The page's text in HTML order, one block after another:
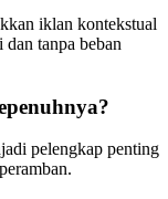
iklan kontekstual
dan tanpa beban
pelengkap penting